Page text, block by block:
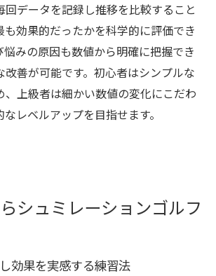
データを記録し推移を比較すること
も効果的だったかを科学的に評価でき
悩みの原因も数値から明確に把握でき
改善が可能です。初心者はシンプルな
、上級者は細かい数値の変化にこだわ
レベルアップを目指せます。
シュミレーションゴルフ
効果を実感する練習法